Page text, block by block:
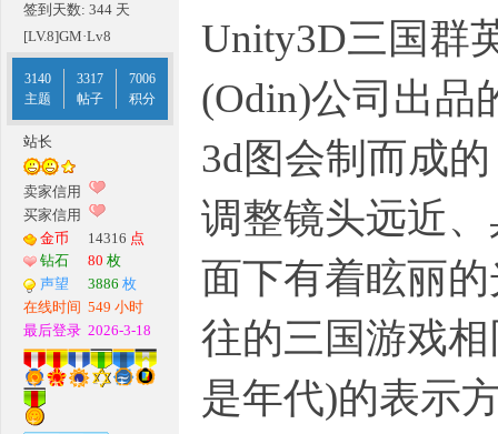
M
签到天数: 344 天
[LV.8]GM·Lv8
3140
主题
3317
帖子
7006
积分
站长
卖家信用
买家信用
金币
14316 点
钻石
80 枚
声望
3886 枚
在线时间 549 小时
最后登录 2026-3-18
Unity3D三国群
(Odin)公司出品
3d图会制而成
调整镜头远近
面下有着眩丽
往的三国游戏
是年代)的表示